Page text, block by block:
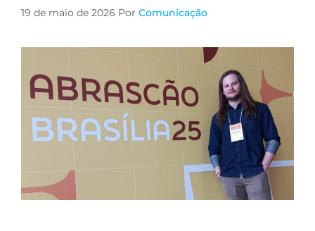
19 de maio de 2026 Por Comunicação